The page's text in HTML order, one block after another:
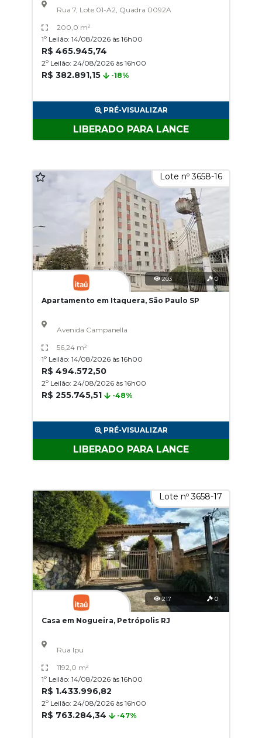
Rua 7, Lote 01-A2, Quadra 0092A
200,0 m²
1º Leilão: 14/08/2026 às 16h00
R$ 465.945,74
2º Leilão: 24/08/2026 às 16h00
R$ 382.891,15 -18%
PRÉ-VISUALIZAR
LIBERADO PARA LANCE
Lote nº 3658-16
203 0
Apartamento em Itaquera, São Paulo SP
Avenida Campanella
56,24 m²
1º Leilão: 14/08/2026 às 16h00
R$ 494.572,50
2º Leilão: 24/08/2026 às 16h00
R$ 255.745,51 -48%
PRÉ-VISUALIZAR
LIBERADO PARA LANCE
Lote nº 3658-17
217 0
Casa em Nogueira, Petrópolis RJ
Rua Ipu
1192,0 m²
1º Leilão: 14/08/2026 às 16h00
R$ 1.433.996,82
2º Leilão: 24/08/2026 às 16h00
R$ 763.284,34 -47%